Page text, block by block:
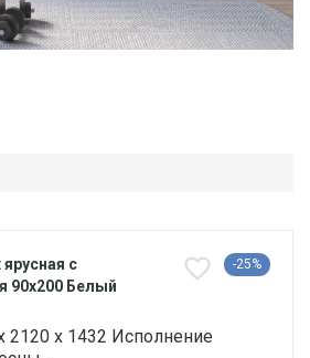
с
90х200 Белый
-25%
2120 х 1432 Исполнение